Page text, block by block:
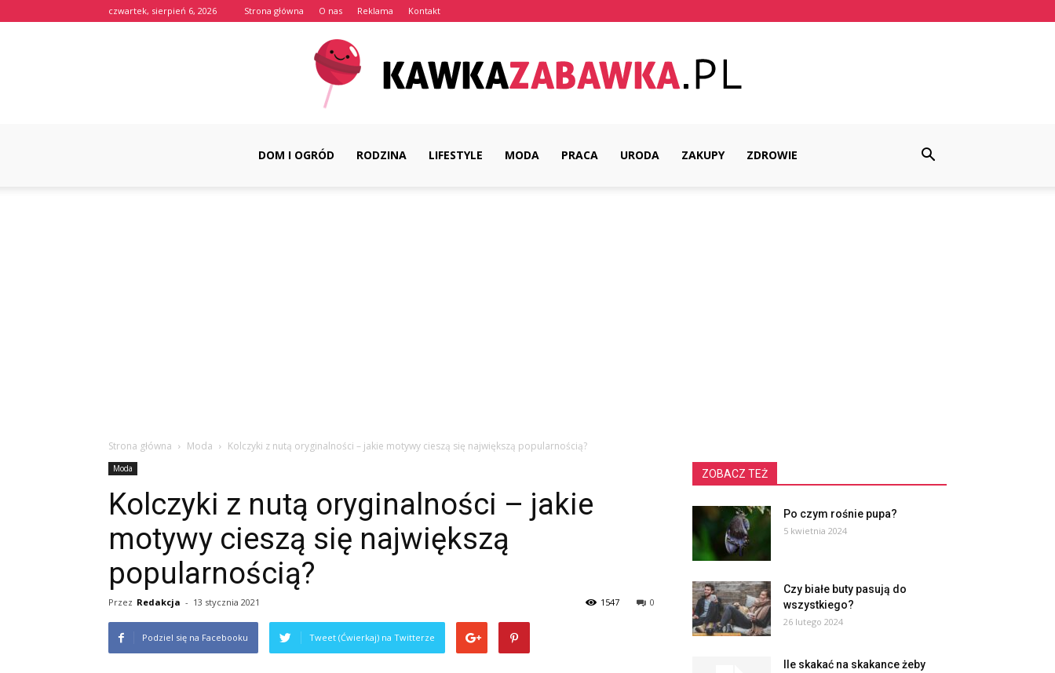
czwartek, sierpień 6, 2026 Strona główna O nas Reklama Kontakt
KawkaZabawka.pl
DOM I OGRÓD RODZINA LIFESTYLE MODA PRACA URODA ZAKUPY ZDROWIE
Strona główna Moda Kolczyki z nutą oryginalności – jakie motywy cieszą się największą popularnością?
Moda
Kolczyki z nutą oryginalności – jakie
motywy cieszą się największą
popularnością?
Przez Redakcja - 13 stycznia 2021 0
1547
Podziel się na Facebooku Tweet (Ćwierkaj) na Twitterze
ZOBACZ TEŻ
Po czym rośnie pupa?
5 kwietnia 2024
Czy białe buty pasują do
wszystkiego?
26 lutego 2024
Ile skakać na skakance żeby